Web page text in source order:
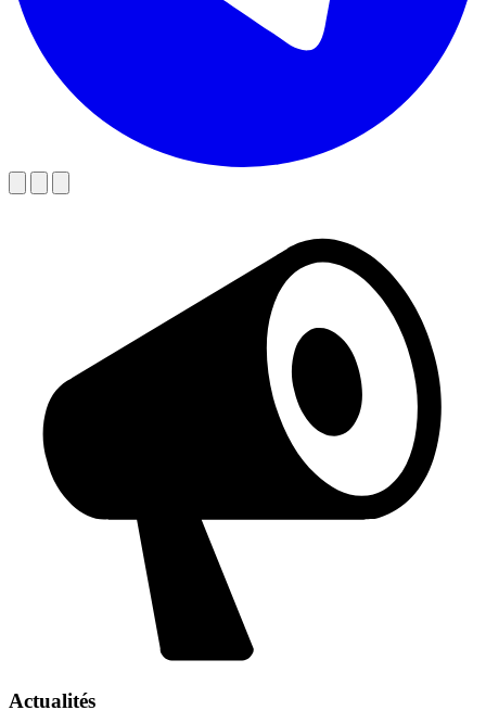
Actualités